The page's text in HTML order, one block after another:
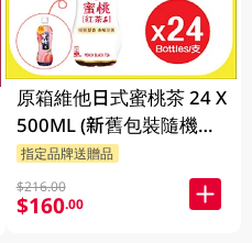
原箱維他日式蜜桃茶 24 X
500ML (新舊包裝隨機發
貨)
指定品牌送贈品
$216.00
$160.00